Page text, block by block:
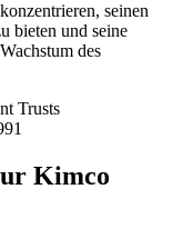
seinen
bieten und seine
des
Trusts
Kimco